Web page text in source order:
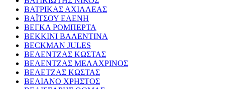
ΒΑΤΡΙΚΑΣ ΑΧΙΛΛΕΑΣ
ΒΑΪΤΣΟΥ ΕΛΕΝΗ
ΒΕΓΚΑ ΡΟΜΠΕΡΤΑ
ΒΕΚΚΙΝΙ ΒΑΛΕΝΤΙΝΑ
BECKMAN JULES
ΒΕΛΕΝΤΖΑΣ ΚΩΣΤΑΣ
ΒΕΛΕΝΤΖΑΣ ΜΕΛΑΧΡΙΝΟΣ
ΒΕΛΕΤΖΑΣ ΚΩΣΤΑΣ
ΒΕΛΙΑΝΟ ΧΡΗΣΤΟΣ